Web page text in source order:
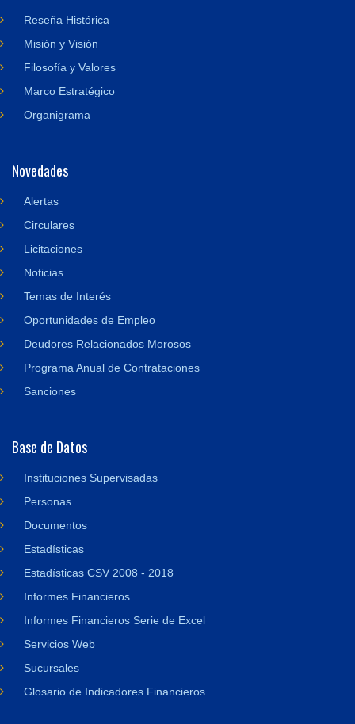
Reseña Histórica
Misión y Visión
Filosofía y Valores
Marco Estratégico
Organigrama
Novedades
Alertas
Circulares
Licitaciones
Noticias
Temas de Interés
Oportunidades de Empleo
Deudores Relacionados Morosos
Programa Anual de Contrataciones
Sanciones
Base de Datos
Instituciones Supervisadas
Personas
Documentos
Estadísticas
Estadísticas CSV 2008 - 2018
Informes Financieros
Informes Financieros Serie de Excel
Servicios Web
Sucursales
Glosario de Indicadores Financieros